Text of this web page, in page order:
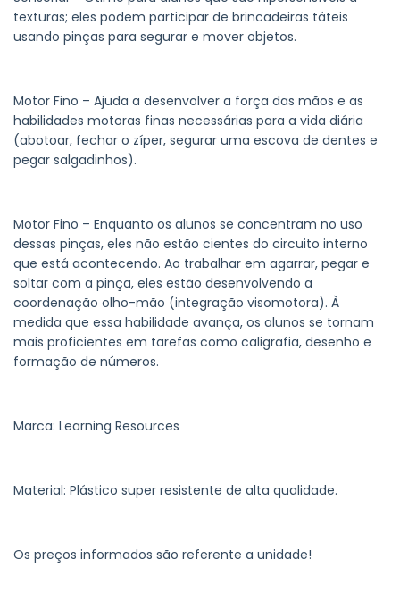
texturas; eles podem participar de brincadeiras táteis
usando pinças para segurar e mover objetos.
Motor Fino – Ajuda a desenvolver a força das mãos e as
habilidades motoras finas necessárias para a vida diária
(abotoar, fechar o zíper, segurar uma escova de dentes e
pegar salgadinhos).
Motor Fino – Enquanto os alunos se concentram no uso
dessas pinças, eles não estão cientes do circuito interno
que está acontecendo. Ao trabalhar em agarrar, pegar e
soltar com a pinça, eles estão desenvolvendo a
coordenação olho-mão (integração visomotora). À
medida que essa habilidade avança, os alunos se tornam
mais proficientes em tarefas como caligrafia, desenho e
formação de números.
Marca: Learning Resources
Material: Plástico super resistente de alta qualidade.
Os preços informados são referente a unidade!